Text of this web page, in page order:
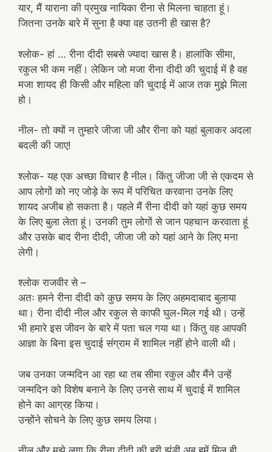
यार, मैं याराना की प्रमुख नायिका रीना से मिलना चाहता हूं।
जितना उनके बारे में सुना है क्या वह उतनी ही खास है?
श्लोक- हां … रीना दीदी सबसे ज्यादा खास है। हालांकि सीमा,
रकुल भी कम नहीं। लेकिन जो मजा रीना दीदी की चुदाई में है वह
मजा शायद ही किसी और महिला की चुदाई में आज तक मुझे मिला
हो।
नील- तो क्यों न तुम्हारे जीजा जी और रीना को यहां बुलाकर अदला
बदली की जाए!
श्लोक- यह एक अच्छा विचार है नील। किंतु जीजा जी से एकदम से
आप लोगों को नए जोड़े के रूप में परिचित करवाना उनके लिए
शायद अजीब हो सकता है। पहले मैं रीना दीदी को यहां कुछ समय
के लिए बुला लेता हूं। उनकी तुम लोगों से जान पहचान करवाता हूं
और उसके बाद रीना दीदी, जीजा जी को यहां आने के लिए मना
लेगी।
श्लोक राजवीर से –
अतः हमने रीना दीदी को कुछ समय के लिए अहमदाबाद बुलाया
था। रीना दीदी नील और रकुल से काफी घुल-मिल गई थी। उन्हें
भी हमारे इस जीवन के बारे में पता चल गया था। किंतु वह आपकी
आज्ञा के बिना इस चुदाई संग्राम में शामिल नहीं होने वाली थी।
जब उनका जन्मदिन आ रहा था तब सीमा रकुल और मैंने उन्हें
जन्मदिन को विशेष बनाने के लिए उनसे साथ में चुदाई में शामिल
होने का आग्रह किया।
उन्होंने सोचने के लिए कुछ समय लिया।